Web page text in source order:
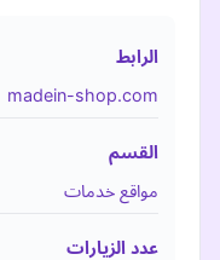
الرابط
madein-shop.com
القسم
مواقع خدمات
عدد الزيارات